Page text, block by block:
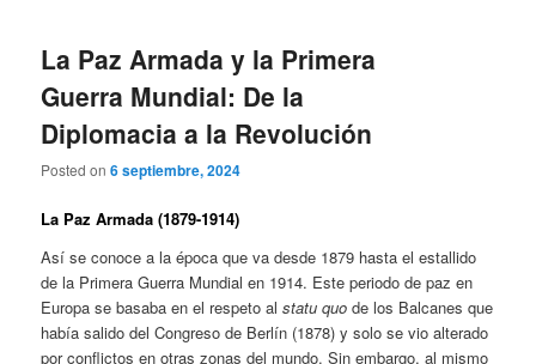
La Paz Armada y la Primera
Guerra Mundial: De la
Diplomacia a la Revolución
Posted on6 septiembre, 2024
La Paz Armada (1879-1914)
Así se conoce a la época que va desde 1879 hasta el estallido
de la Primera Guerra Mundial en 1914. Este periodo de paz en
Europa se basaba en el respeto alstatu quo de los Balcanes que
había salido del Congreso de Berlín (1878) y solo se vio alterado
por conflictos en otras zonas del mundo. Sin embargo, al mismo